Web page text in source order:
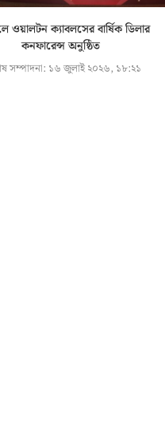
ওয়ালটন ক্যাবলসের বার্ষিক ডিলার
কনফারেন্স অনুষ্ঠিত
সম্পাদনা: ১৬ জুলাই ২০২৬, ১৮:২১